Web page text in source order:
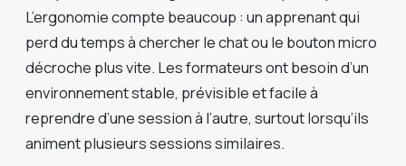
L’ergonomie compte beaucoup : un apprenant qui
perd du temps à chercher le chat ou le bouton micro
décroche plus vite. Les formateurs ont besoin d’un
environnement stable, prévisible et facile à
reprendre d’une session à l’autre, surtout lorsqu’ils
animent plusieurs sessions similaires.